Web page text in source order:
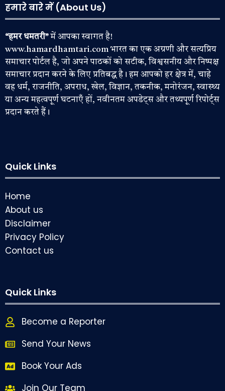
हमारे बारे में (About Us)
“हमर धमतरी”में आपका स्वागत है!
www.hamardhamtari.com भारत का एक अग्रणी और सत्यप्रिय
समाचार पोर्टल है, जो अपने पाठकों को सटीक, विश्वसनीय और निष्पक्ष
समाचार प्रदान करने के लिए प्रतिबद्ध है। हम आपको हर क्षेत्र में, चाहे
वह धर्म, राजनीति, अपराध, खेल, विज्ञान, तकनीक, मनोरंजन, स्वास्थ्य
या अन्य महत्वपूर्ण घटनाएँ हों, नवीनतम अपडेट्स और तथ्यपूर्ण रिपोर्ट्स
प्रदान करते हैं।
Quick Links
Home
About us
Disclaimer
Privacy Policy
Contact us
Quick Links
Become a Reporter
Send Your News
Book Your Ads
Join Our Team